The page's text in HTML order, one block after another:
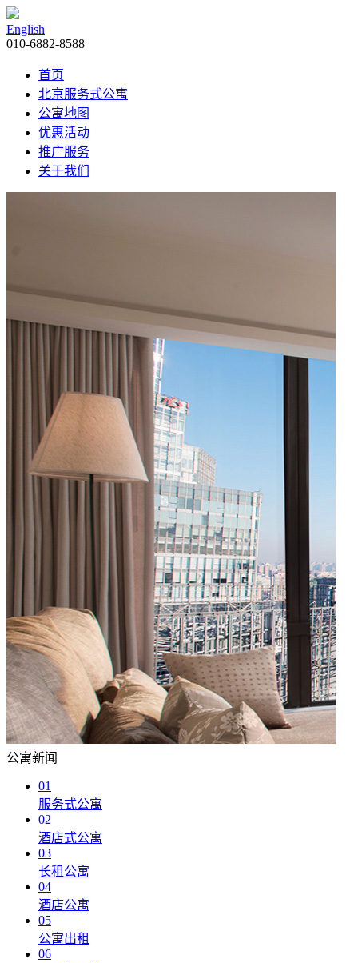
English
010-6882-8588
首页
北京服务式公寓
公寓地图
优惠活动
推广服务
关于我们
公寓新闻
01
服务式公寓
02
酒店式公寓
03
长租公寓
04
酒店公寓
05
公寓出租
06